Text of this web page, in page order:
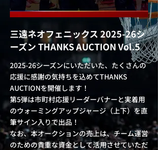
三遠ネオフェニックス 2025-26シ
ーズン THANKS AUCTION Vol.5
2025-26シーズンにいただいた、たくさんの
応援に感謝の気持ちを込めてTHANKS
AUCTIONを開催します！
第5弾は市町村応援リーダーバナーと実着用
のウォーミングアップジャージ（上下）を直
筆サイン入りで出品！
なお、本オークションの売上は、チーム運営
のための貴重な資金として活用させていただ